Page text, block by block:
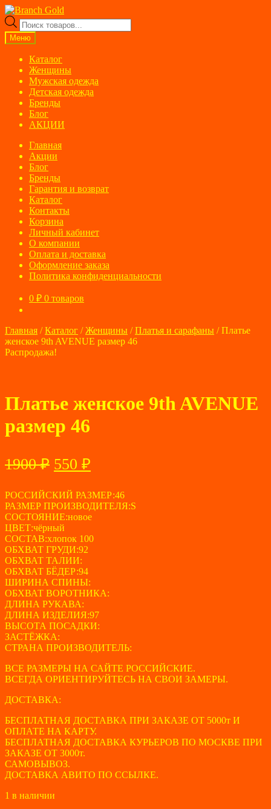
Перейти
к
навигации
Перейти
к
содержимому
Поиск
товаров
Меню
Каталог
Женщины
Мужская одежда
Детская одежда
Бренды
Блог
АКЦИИ
Главная
Акции
Блог
Бренды
Гарантия и возврат
Каталог
Контакты
Корзина
Личный кабинет
О компании
Оплата и доставка
Оформление заказа
Политика конфиденциальности
0 ₽ 0 товаров
Главная /Каталог /Женщины /Платья и сарафаны /Платье
женское 9th AVENUE размер 46
Распродажа!
Платье женское 9th AVENUE
размер 46
1900₽ Первоначальная
составляла
1900 ₽.
550 ₽
550 ₽.
РОССИЙСКИЙ РАЗМЕР:46
РАЗМЕР ПРОИЗВОДИТЕЛЯ:S
СОСТОЯНИЕ:новое
ЦВЕТ:чёрный
СОСТАВ:хлопок 100
ОБХВАТ ГРУДИ:92
ОБХВАТ ТАЛИИ:
ОБХВАТ БЁДЕР:94
ШИРИНА СПИНЫ:
ОБХВАТ ВОРОТНИКА:
ДЛИНА РУКАВА:
ДЛИНА ИЗДЕЛИЯ:97
ВЫСОТА ПОСАДКИ:
ЗАСТЁЖКА:
СТРАНА ПРОИЗВОДИТЕЛЬ:
ВСЕ РАЗМЕРЫ НА САЙТЕ РОССИЙСКИЕ.
ВСЕГДА ОРИЕНТИРУЙТЕСЬ НА СВОИ ЗАМЕРЫ.
ДОСТАВКА:
БЕСПЛАТНАЯ ДОСТАВКА ПРИ ЗАКАЗЕ ОТ 5000т И
ОПЛАТЕ НА КАРТУ.
БЕСПЛАТНАЯ ДОСТАВКА КУРЬЕРОВ ПО МОСКВЕ ПРИ
ЗАКАЗЕ ОТ 3000т.
САМОВЫВОЗ.
ДОСТАВКА АВИТО ПО ССЫЛКЕ.
1 в наличии